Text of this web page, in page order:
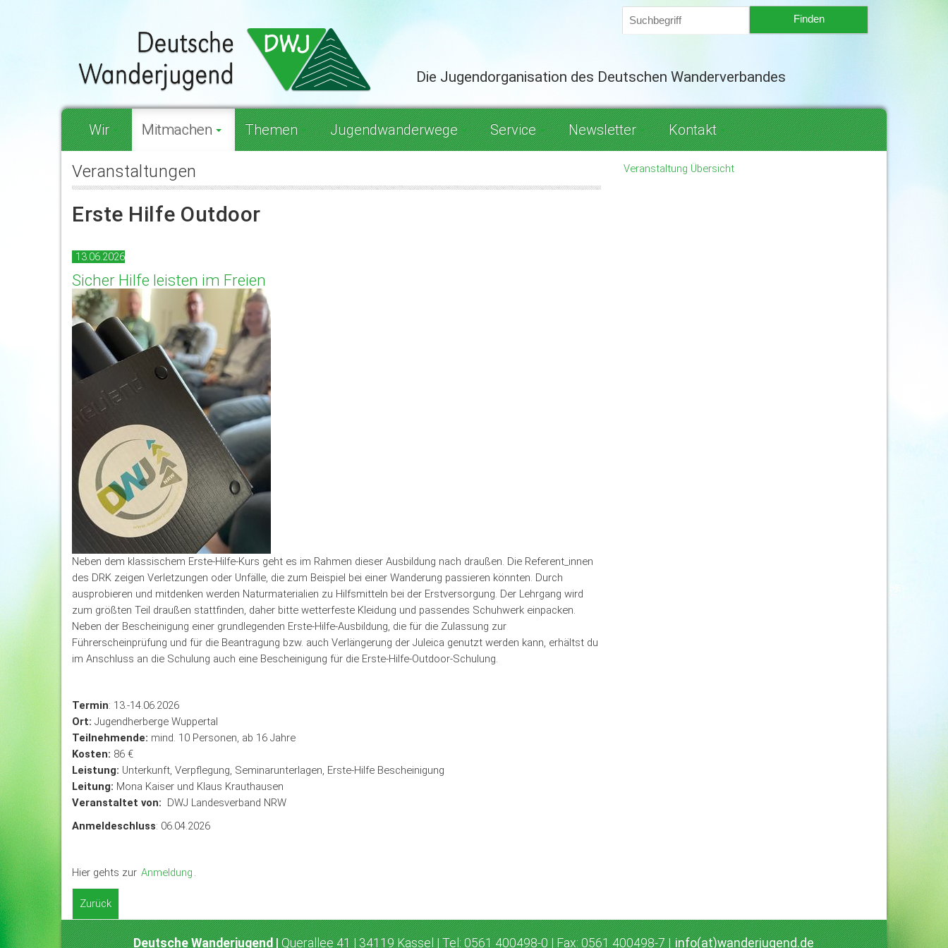
Die Jugendorganisation des Deutschen Wanderverbandes
Wir Mitmachen Themen Jugendwanderwege Service Newsletter Kontakt
Veranstaltungen
Erste Hilfe Outdoor
13.06.2026
Sicher Hilfe leisten im Freien
Neben dem klassischem Erste-Hilfe-Kurs geht es im Rahmen dieser Ausbildung nach draußen. Die Referent_innen
des DRK zeigen Verletzungen oder Unfälle, die zum Beispiel bei einer Wanderung passieren könnten. Durch
ausprobieren und mitdenken werden Naturmaterialien zu Hilfsmitteln bei der Erstversorgung. Der Lehrgang wird
zum größten Teil draußen stattfinden, daher bitte wetterfeste Kleidung und passendes Schuhwerk einpacken.
Neben der Bescheinigung einer grundlegenden Erste-Hilfe-Ausbildung, die für die Zulassung zur
Führerscheinprüfung und für die Beantragung bzw. auch Verlängerung der Juleica genutzt werden kann, erhältst du
im Anschluss an die Schulung auch eine Bescheinigung für die Erste-Hilfe-Outdoor-Schulung.
Termin: 13.-14.06.2026
Ort: Jugendherberge Wuppertal
Teilnehmende: mind. 10 Personen, ab 16 Jahre
Kosten: 86 €
Leistung: Unterkunft, Verpflegung, Seminarunterlagen, Erste-Hilfe Bescheinigung
Leitung: Mona Kaiser und Klaus Krauthausen
Veranstaltet von: DWJ Landesverband NRW
Anmeldeschluss: 06.04.2026
Hier gehts zur Anmeldung .
Zurück
Veranstaltung Übersicht
Deutsche Wanderjugend |Querallee 41 | 34119 Kassel | Tel: 0561 400498-0 | Fax: 0561 400498-7 |info(at)wanderjugend.de